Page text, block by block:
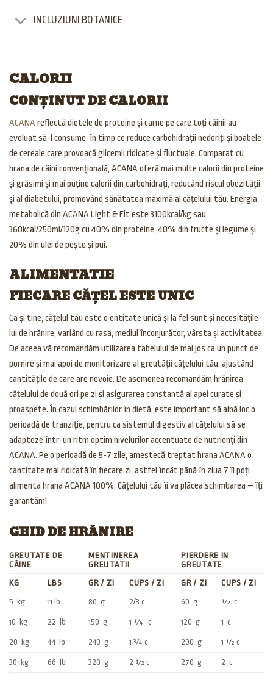
INCLUZIUNI BOTANICE
CALORII
CONȚINUT DE CALORII
ACANAreflectă dietele de proteine și carne pe care toți câinii au
evoluat să-l consume, în timp ce reduce carbohidrații nedoriți și boabele
de cereale care provoacă glicemii ridicate și fluctuale. Comparat cu
hrana de câini convențională, ACANA oferă mai multe calorii din proteine
și grăsimi și mai puține calorii din carbohidrați, reducând riscul obezității
și al diabetului, promovând sănătatea maximă al cățelului tău. Energia
metabolică din ACANA Light & Fit este 3100kcal/kg sau
360kcal/250ml/120g cu 40% din proteine, 40% din fructe și legume și
20% din ulei de pește și pui.
ALIMENTATIE
FIECARE CĂȚEL ESTE UNIC
Ca și tine, cățelul tău este o entitate unică și la fel sunt și necesitățile
lui de hrănire, variând cu rasa, mediul înconjurător, vârsta și activitatea.
De aceea vă recomandăm utilizarea tabelului de mai jos ca un punct de
pornire și mai apoi de monitorizare al greutății cățelului tău, ajustând
cantitățile de care are nevoie. De asemenea recomandăm hrănirea
cățelului de două ori pe zi și asigurarea constantă al apei curate și
proaspete. În cazul schimbărilor în dietă, este important să aibă loc o
perioadă de tranziție, pentru ca sistemul digestiv al cățelului să se
adapteze într-un ritm optim nivelurilor accentuate de nutrienți din
ACANA. Pe o perioadă de 5-7 zile, amestecă treptat hrana ACANA o
cantitate mai ridicată în fiecare zi, astfel încât până în ziua 7 îi poți
alimenta hrana ACANA 100%. Cățelului tău îi va plăcea schimbarea – îți
garantăm!
GHID DE HRĂNIRE
GREUTATE DE
CÂINE
MENTINEREA
GREUTATII
PIERDERE IN
GREUTATE
KG
LBS GR / ZI CUPS / ZI GR / ZI CUPS / ZI
5 kg 11 lb 80g 2/3 c 60g ½c
10 kg 22 lb 150g 1 ¼c 120g 1c
20 kg 44 lb 240g 1 ¾ c 200g 1 ½c
30 kg 66 lb 320g 2 ½c 270g 2 c